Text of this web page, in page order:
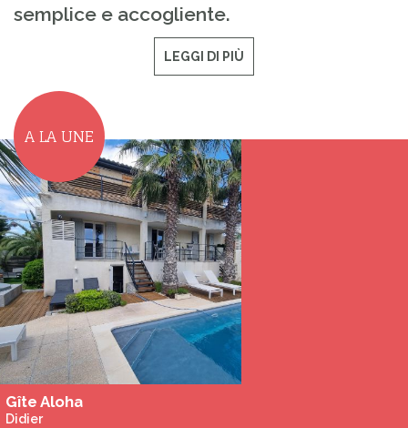
semplice e accogliente.
LEGGI DI PIÙ
A LA UNE
Gîte Aloha
Didier